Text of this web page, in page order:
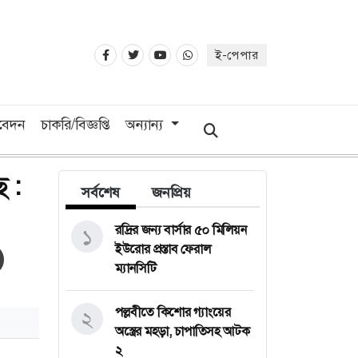
ই-পেপার
চাকরি/বিজ্ঞপ্তি অন্যান্য
: সর্বশেষ জনপ্রিয়
রদ্রির জন্য বার্সার ৫০ মিলিয়ন
ইউরোর প্রস্তাব ফেরাল
ম্যানসিটি
১
পল্লবীতে কিশোর গ্যাংয়ের
অস্ত্রের মহড়া, চাপাতিসহ আটক
২
২